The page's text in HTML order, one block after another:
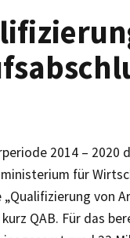
2014 – 2020
für
von
kurz QAB. Für das